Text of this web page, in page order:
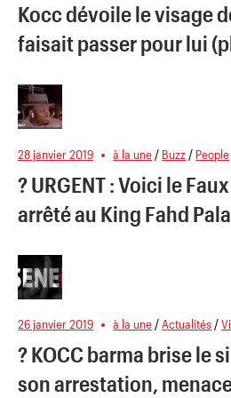
Kocc dévoile le visage
faisait passer pour lui
28 janvier 2019 à la une / Buzz / People
? URGENT : Voici le
arrêté au King Fahd
26 janvier 2019 à la une/Actualités/
? KOCC barma brise le
son arrestation,